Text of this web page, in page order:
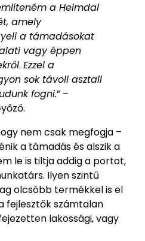
a Heimdal
amely
a támadásokat
vagy éppen
. Ezzel a
sok távoli asztali
fogni.” –
nem csak megfogja –
a támadás és alszik a
le is tiltja addig a portot,
Ilyen szintű
olcsóbb termékkel is el
fejlesztők számtalan
lakossági, vagy